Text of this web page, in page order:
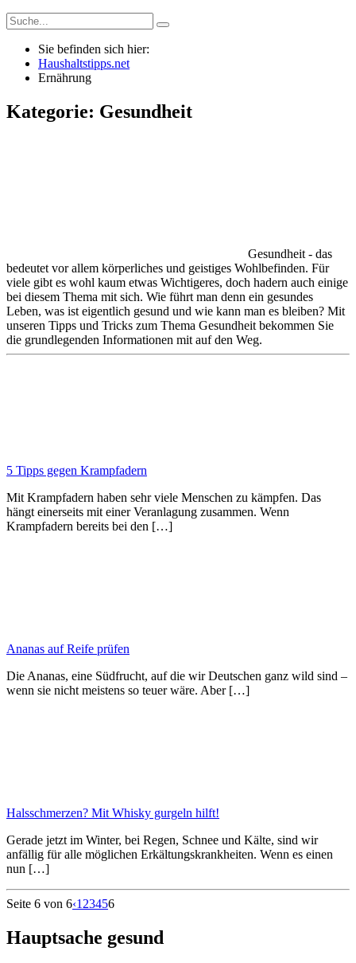
Sie befinden sich hier:
Haushaltstipps.net
Ernährung
Kategorie: Gesundheit
Gesundheit - das
bedeutet vor allem körperliches und geistiges Wohlbefinden. Für
viele gibt es wohl kaum etwas Wichtigeres, doch hadern auch einige
bei diesem Thema mit sich. Wie führt man denn ein gesundes
Leben, was ist eigentlich gesund und wie kann man es bleiben? Mit
unseren Tipps und Tricks zum Thema Gesundheit bekommen Sie
die grundlegenden Informationen mit auf den Weg.
5 Tipps gegen Krampfadern
Mit Krampfadern haben sehr viele Menschen zu kämpfen. Das
hängt einerseits mit einer Veranlagung zusammen. Wenn
Krampfadern bereits bei den […]
Ananas auf Reife prüfen
Die Ananas, eine Südfrucht, auf die wir Deutschen ganz wild sind –
wenn sie nicht meistens so teuer wäre. Aber […]
Halsschmerzen? Mit Whisky gurgeln hilft!
Gerade jetzt im Winter, bei Regen, Schnee und Kälte, sind wir
anfällig für alle möglichen Erkältungskrankheiten. Wenn es einen
nun […]
Seite 6 von 6‹1 23456
Hauptsache gesund